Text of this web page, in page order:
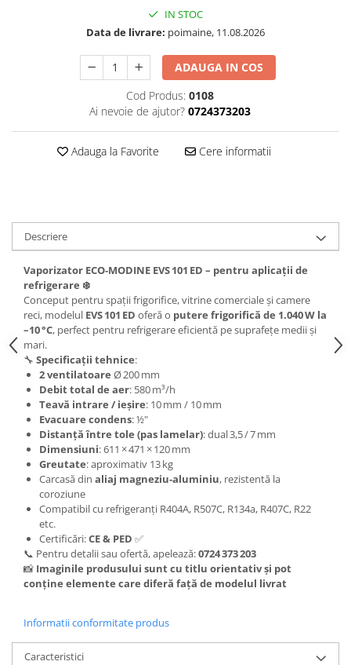
IN STOC
Data de livrare: poimaine, 11.08.2026
ADAUGA IN COS
Cod Produs: 0108
Ai nevoie de ajutor? 0724373203
Adauga la Favorite Cere informatii
Descriere
Vaporizator ECO‑MODINE EVS 101 ED – pentru aplicații de
refrigerare ❄️
Conceput pentru spații frigorifice, vitrine comerciale și camere
reci, modelul EVS 101 ED oferă o putere frigorifică de 1.040 W la
–10 °C, perfect pentru refrigerare eficientă pe suprafețe medii și
mari.
🔧 Specificații tehnice:
2 ventilatoare Ø 200 mm
Debit total de aer: 580 m³/h
Teavă intrare / ieșire: 10 mm / 10 mm
Evacuare condens: ½"
Distanță între tole (pas lamelar): dual 3,5 / 7 mm
Dimensiuni: 611 × 471 × 120 mm
Greutate: aproximativ 13 kg
Carcasă din aliaj magneziu‑aluminiu, rezistentă la
coroziune
Compatibil cu refrigeranți R404A, R507C, R134a, R407C, R22
etc.
Certificări:CE & PED ✅
📞 Pentru detalii sau ofertă, apelează:0724 373 203
📸 Imaginile produsului sunt cu titlu orientativ și pot
conține elemente care diferă față de modelul livrat
Informatii conformitate produs
Caracteristici